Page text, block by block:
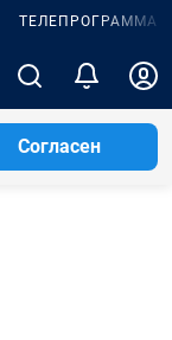
ТЕЛЕПРОГРАММА
Согласен